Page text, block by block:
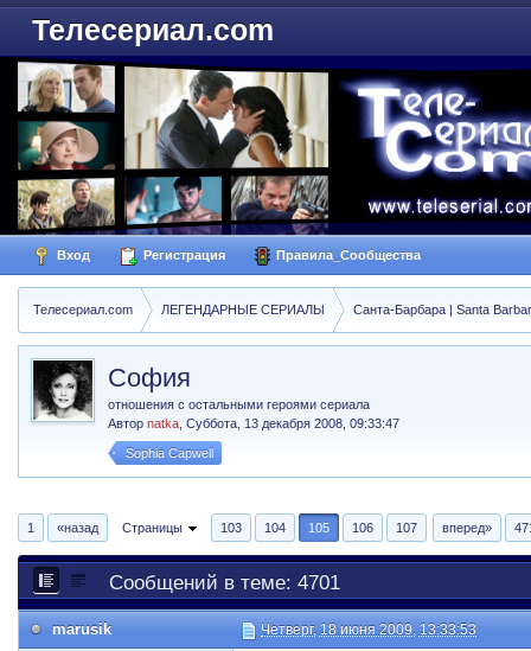
Телесериал.com
Вход Регистрация Правила_Сообщества
Телесериал.com ЛЕГЕНДАРНЫЕ СЕРИАЛЫ Санта-Барбара | Santa
София
отношения с остальными героями сериала
Авторnatka ,Суббота, 13 декабря 2008, 09:33:47
Sophia Capwell
1 «назад Страницы 103 104 105 106 107 вперед»
Сообщений в теме: 4701
marusik Четверг, 18 июня 2009, 13:33:53